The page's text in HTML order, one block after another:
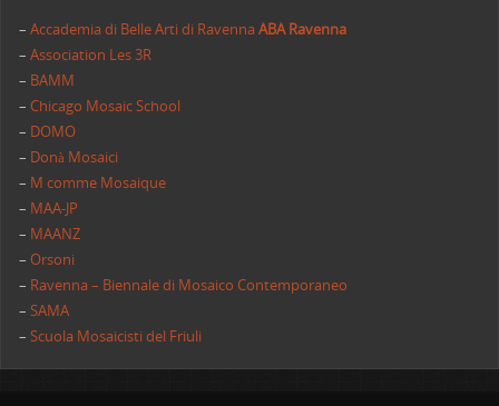
– Accademia di Belle Arti di RavennaABA Ravenna
–Association Les 3R
– BAMM
–Chicago Mosaic School
– DOMO
– Donà Mosaici
– M comme Mosaique
– MAA-JP
– MAANZ
–Orsoni
– Ravenna – Biennale di Mosaico Contemporaneo
–SAMA
–Scuola Mosaicisti del Friuli